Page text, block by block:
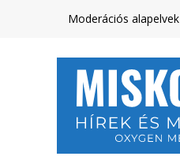
Moderációs alapelvek